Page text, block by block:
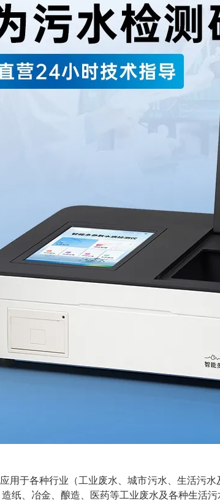
用于各种行业（工业废水、城市污水、生活污
纸、冶金、酿造、医药等工业废水及各种生活